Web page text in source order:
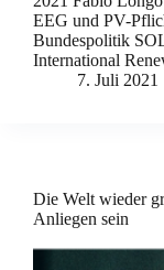
EEG und PV-
Bundespolitik
International
7. Juli 2021
Die Welt wieder
Anliegen sein